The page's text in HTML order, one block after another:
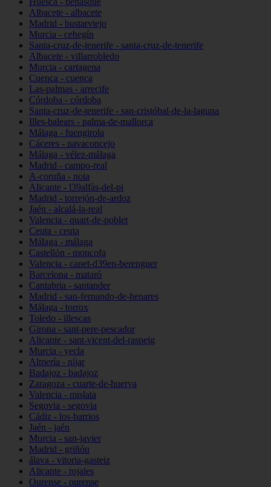
Albacete - albacete
Madrid - bustarviejo
Murcia - cehegín
Santa-cruz-de-tenerife - santa-cruz-de-tenerife
Albacete - villarrobledo
Murcia - cartagena
Cuenca - cuenca
Las-palmas - arrecife
Córdoba - córdoba
Santa-cruz-de-tenerife - san-cristóbal-de-la-laguna
Illes-balears - palma-de-mallorca
Málaga - fuengirola
Cáceres - navaconcejo
Málaga - vélez-málaga
Madrid - campo-real
A-coruña - noia
Alicante - l39alfàs-del-pi
Madrid - torrejón-de-ardoz
Jaén - alcalá-la-real
Valencia - quart-de-poblet
Ceuta - ceuta
Málaga - málaga
Castellón - moncofa
Valencia - canet-d39en-berenguer
Barcelona - mataró
Cantabria - santander
Madrid - san-fernando-de-henares
Málaga - torrox
Toledo - illescas
Girona - sant-pere-pescador
Alicante - sant-vicent-del-raspeig
Murcia - yecla
Almería - níjar
Badajoz - badajoz
Zaragoza - cuarte-de-huerva
Valencia - mislata
Segovia - segovia
Cádiz - los-barrios
Jaén - jaén
Murcia - san-javier
Madrid - griñón
álava - vitoria-gasteiz
Alicante - rojales
Ourense - ourense